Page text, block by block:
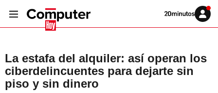
Volver
Iniciar
sesión
La estafa del alquiler: así operan los
ciberdelincuentes para dejarte sin
piso y sin dinero